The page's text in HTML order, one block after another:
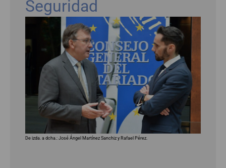
Seguridad
De izda. a dcha.: José Ángel Martínez Sanchiz y Rafael Pérez.